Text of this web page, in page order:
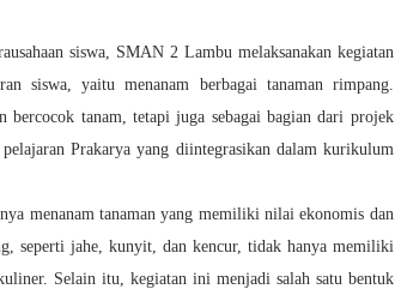
siswa, SMAN 2 Lambu melaksanakan kegiatan
siswa, yaitu menanam berbagai tanaman rimpang.
tanam, tetapi juga sebagai bagian dari projek
Prakarya yang diintegrasikan dalam kurikulum
menanam tanaman yang memiliki nilai ekonomis dan
seperti jahe, kunyit, dan kencur, tidak hanya memiliki
Selain itu, kegiatan ini menjadi salah satu bentuk